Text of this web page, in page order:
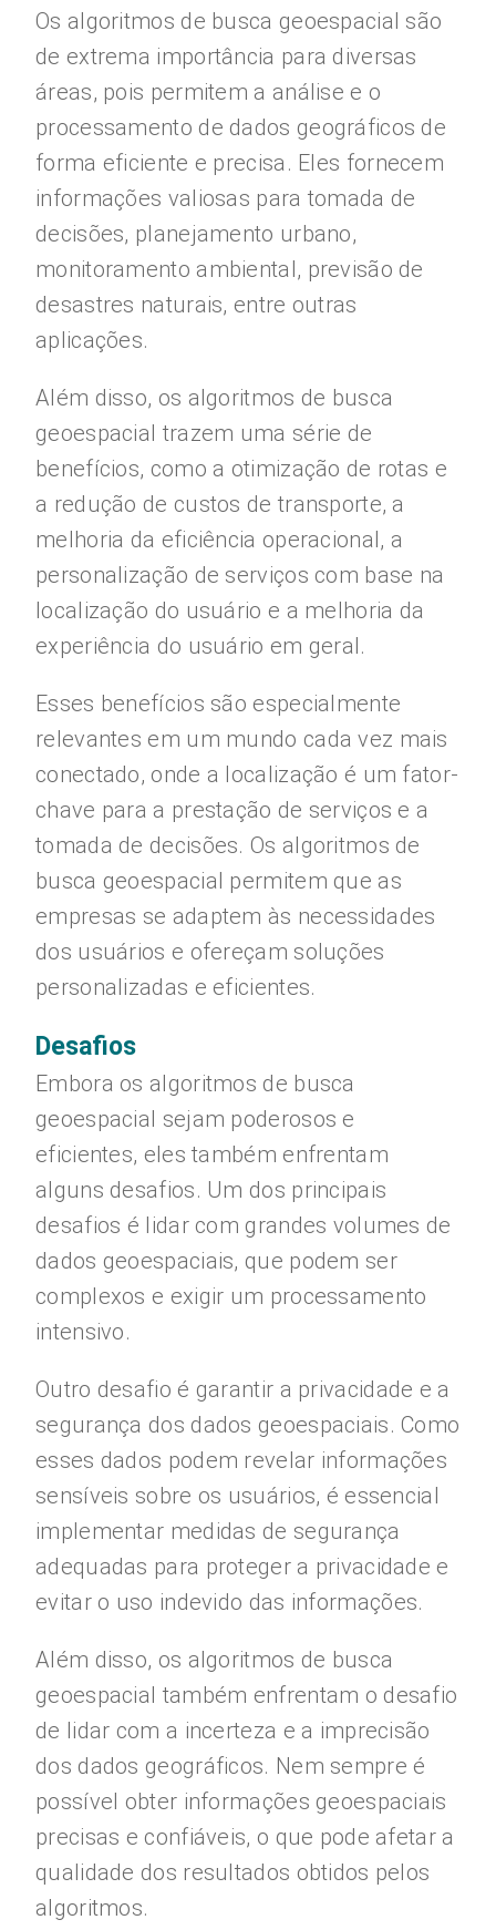
Os algoritmos de busca geoespacial são
de extrema importância para diversas
áreas, pois permitem a análise e o
processamento de dados geográficos de
forma eficiente e precisa. Eles fornecem
informações valiosas para tomada de
decisões, planejamento urbano,
monitoramento ambiental, previsão de
desastres naturais, entre outras
aplicações.
Além disso, os algoritmos de busca
geoespacial trazem uma série de
benefícios, como a otimização de rotas e
a redução de custos de transporte, a
melhoria da eficiência operacional, a
personalização de serviços com base na
localização do usuário e a melhoria da
experiência do usuário em geral.
Esses benefícios são especialmente
relevantes em um mundo cada vez mais
conectado, onde a localização é um fator-
chave para a prestação de serviços e a
tomada de decisões. Os algoritmos de
busca geoespacial permitem que as
empresas se adaptem às necessidades
dos usuários e ofereçam soluções
personalizadas e eficientes.
Desafios
Embora os algoritmos de busca
geoespacial sejam poderosos e
eficientes, eles também enfrentam
alguns desafios. Um dos principais
desafios é lidar com grandes volumes de
dados geoespaciais, que podem ser
complexos e exigir um processamento
intensivo.
Outro desafio é garantir a privacidade e a
segurança dos dados geoespaciais. Como
esses dados podem revelar informações
sensíveis sobre os usuários, é essencial
implementar medidas de segurança
adequadas para proteger a privacidade e
evitar o uso indevido das informações.
Além disso, os algoritmos de busca
geoespacial também enfrentam o desafio
de lidar com a incerteza e a imprecisão
dos dados geográficos. Nem sempre é
possível obter informações geoespaciais
precisas e confiáveis, o que pode afetar a
qualidade dos resultados obtidos pelos
algoritmos.